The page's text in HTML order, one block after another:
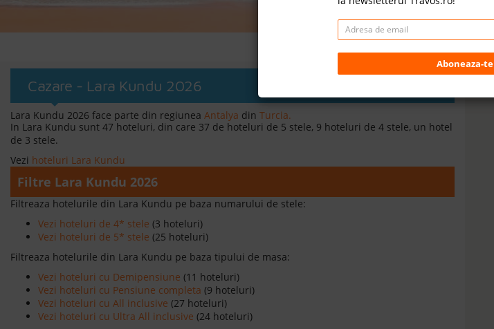
Cazare - Lara Kundu 2026
Lara Kundu 2026 face parte din regiunea Antalya din Turcia.
In Lara Kundu sunt 47 hoteluri, din care 37 de hoteluri de 5 stele, 9 hoteluri de 4 stele, un hotel
de 3 stele.
Vezi hoteluri Lara Kundu
Filtre Lara Kundu 2026
Filtreaza hotelurile din Lara Kundu pe baza numarului de stele:
Vezi hoteluri de 4* stele (3 hoteluri)
Vezi hoteluri de 5* stele (25 hoteluri)
Filtreaza hotelurile din Lara Kundu pe baza tipului de masa:
Vezi hoteluri cu Demipensiune (11 hoteluri)
Vezi hoteluri cu Pensiune completa (9 hoteluri)
Vezi hoteluri cu All inclusive (27 hoteluri)
Vezi hoteluri cu Ultra All inclusive (24 hoteluri)
Aboneaza-te